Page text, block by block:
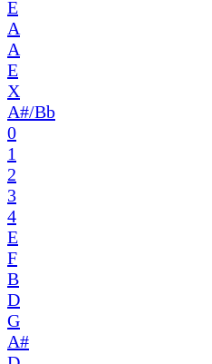
E
A
A
E
X
A#/Bb
0
1
2
3
4
E
F
B
D
G
A#